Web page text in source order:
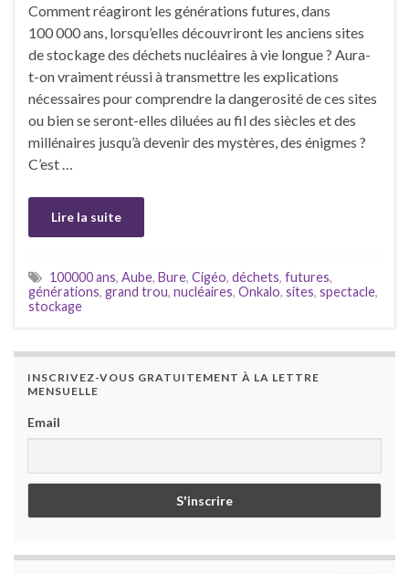
Comment réagiront les générations futures, dans
100 000 ans, lorsqu’elles découvriront les anciens sites
de stockage des déchets nucléaires à vie longue ? Aura-
t-on vraiment réussi à transmettre les explications
nécessaires pour comprendre la dangerosité de ces sites
ou bien se seront-elles diluées au fil des siècles et des
millénaires jusqu’à devenir des mystères, des énigmes ?
C’est …
Lire la suite
100000 ans, Aube, Bure, Cigéo, déchets, futures,
générations, grand trou, nucléaires, Onkalo, sites, spectacle,
stockage
INSCRIVEZ-VOUS GRATUITEMENT À LA LETTRE
MENSUELLE
Email